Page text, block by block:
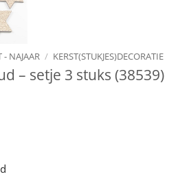
- NAJAAR / KERST(STUKJES)DECORATIE
– setje 3 stuks (38539)